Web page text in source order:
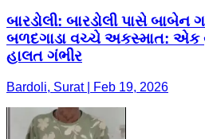
બારડોલી: બારડોલી પાસે
બળદગાડા વચ્ચે અકસ્માત:
હાલત ગંભીર
Bardoli, Surat | Feb 19, 2026